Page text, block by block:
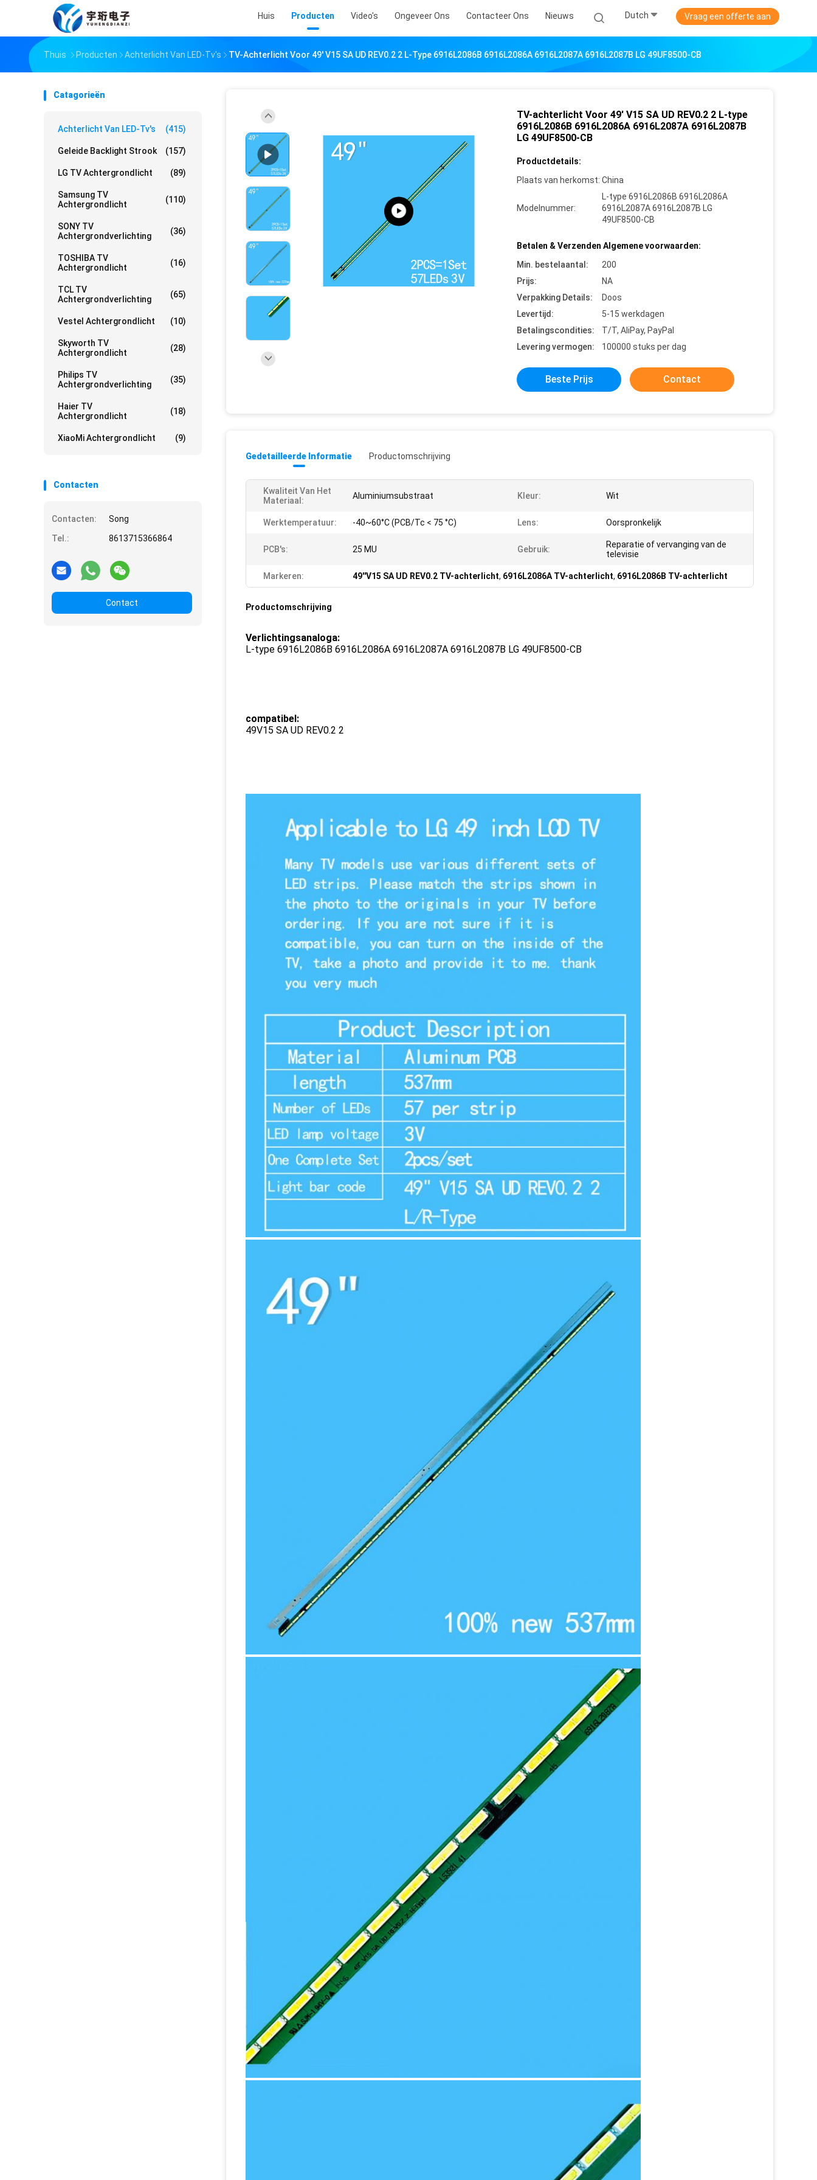
Huis Producten Video's Ongeveer Ons Contacteer Ons Nieuws Dutch Vraag een offerte aan
Thuis Producten Achterlicht Van LED-Tv's TV-Achterlicht Voor 49' V15 SA UD REV0.2 2 L-Type 6916L2086B 6916L2086A 6916L2087A 6916L2087B LG 49UF8500-CB
Catagorieën
Achterlicht Van LED-Tv's (415)
Geleide Backlight Strook (157)
LG TV Achtergrondlicht (89)
Samsung TV
Achtergrondlicht
(110)
SONY TV
Achtergrondverlichting
(36)
TOSHIBA TV
Achtergrondlicht
(16)
TCL TV
Achtergrondverlichting
(65)
Vestel Achtergrondlicht (10)
Skyworth TV
Achtergrondlicht
(28)
Philips TV
Achtergrondverlichting
(35)
Haier TV
Achtergrondlicht
(18)
XiaoMi Achtergrondlicht (9)
Contacten
Contacten:
Song
Tel.:
8613715366864
Contact
TV-achterlicht Voor 49' V15 SA UD REV0.2 2 L-type
6916L2086B 6916L2086A 6916L2087A 6916L2087B
LG 49UF8500-CB
Productdetails:
Plaats van herkomst: China
Modelnummer:
L-type 6916L2086B 6916L2086A
6916L2087A 6916L2087B LG
49UF8500-CB
Betalen & Verzenden Algemene voorwaarden:
Min. bestelaantal:
200
Prijs:
NA
Verpakking Details:
Doos
Levertijd:
5-15 werkdagen
Betalingscondities:
T/T, AliPay, PayPal
Levering vermogen:
100000 stuks per dag
Beste Prijs Contact
Gedetailleerde Informatie Productomschrijving
Kwaliteit Van Het
Materiaal:
Aluminiumsubstraat Kleur: Wit
Werktemperatuur: -40~60°C (PCB/Tc < 75 °C) Lens: Oorspronkelijk
PCB's: 25 MU Gebruik:
Reparatie of vervanging van de
televisie
Markeren: 49''V15 SA UD REV0.2 TV-achterlicht, 6916L2086A TV-achterlicht, 6916L2086B TV-achterlicht
Productomschrijving
Verlichtingsanaloga:
L-type 6916L2086B 6916L2086A 6916L2087A 6916L2087B LG 49UF8500-CB
compatibel:
49V15 SA UD REV0.2 2